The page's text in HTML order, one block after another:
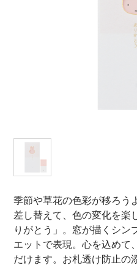
オンライ
卸売業・小売業のお客様個
マルアイについて
季節や草花の色彩が移ろう
差し替えて、色の変化を楽
りがとう」。窓が描くシン
エットで表現。心を込めて
だけます。お札透け防止の